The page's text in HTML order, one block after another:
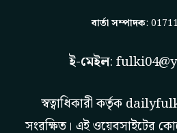
বার্তা সম্পাদক:
ই-মেইল:
স্বত্বাধিকারী কর্তৃক
সংরক্ষিত। এই ওয়েবসাইটের